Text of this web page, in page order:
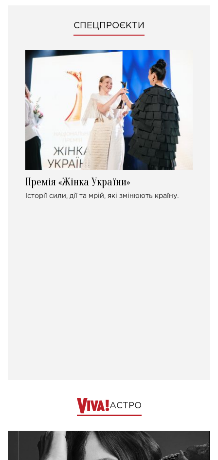
СПЕЦПРОЄКТИ
Премія «Жінка України»
Історії сили, дії та мрій, які змінюють країну.
АСТРО